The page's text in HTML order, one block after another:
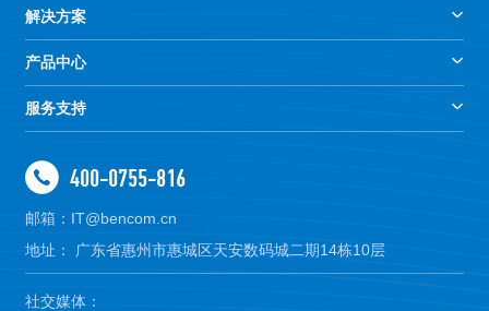
解决方案
产品中心
服务支持
400-0755-816
邮箱：IT@bencom.cn
地址： 广东省惠州市惠城区天安数码城二期14栋10层
社交媒体：